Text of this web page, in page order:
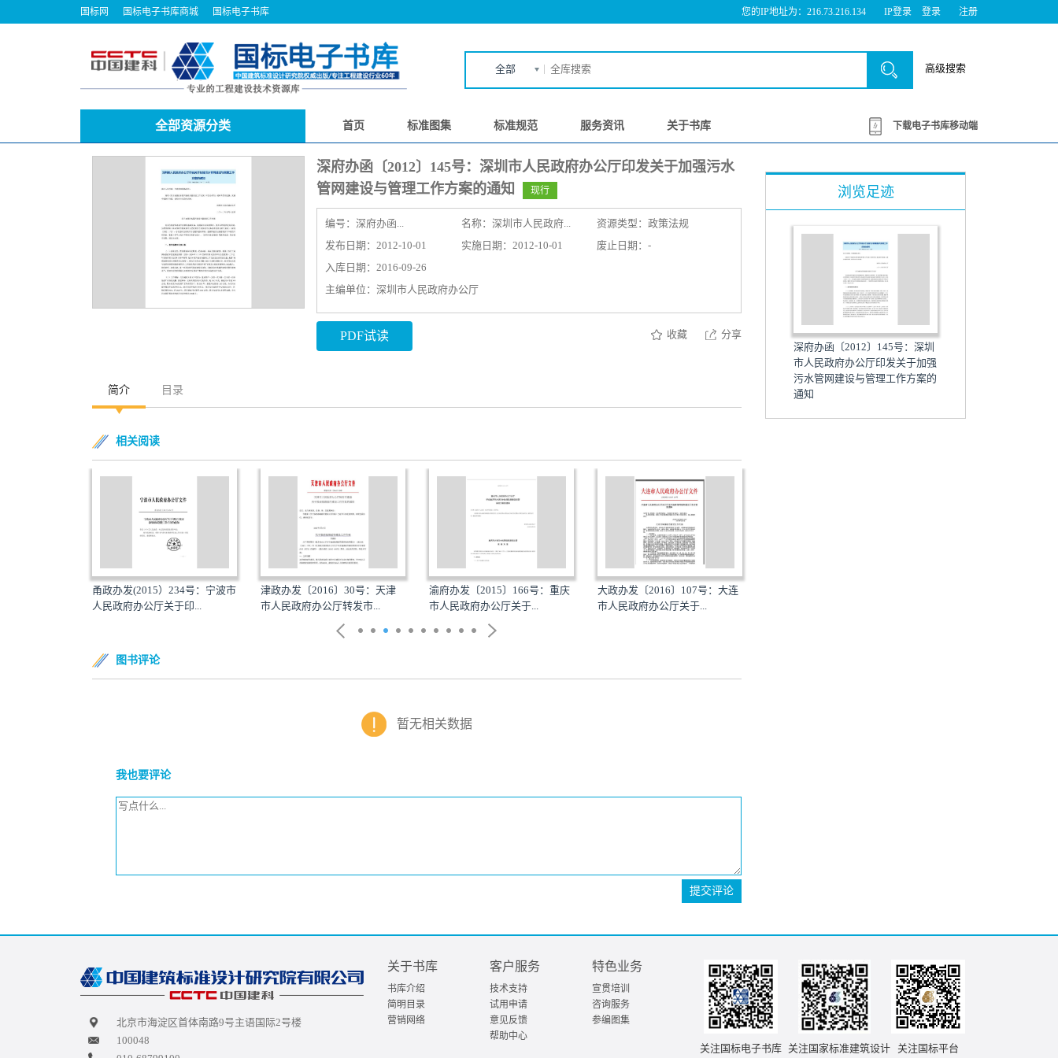
国标网 国标电子书库商城 国标电子书库 您的IP地址为：216.73.216.134 IP登录 登录 注册
全部 高级搜索
全部资源分类 首页 标准图集 标准规范 服务资讯 关于书库 下载电子书库移动端
深府办函〔2012〕145号：深圳市人民政府办公厅印发关于加强污水
管网建设与管理工作方案的通知
现行
编号： 深府办函... 名称： 深圳市人民政府...
资源类型：政策法规
发布日期：2012-10-01
实施日期：2012-10-01
废止日期：-
入库日期：2016-09-26
主编单位：深圳市人民政府办公厅
PDF试读 收藏 分享
简介 目录
相关阅读
甬政办发(2015）234号：宁波市
人民政府办公厅关于印...
津政办发〔2016〕30号：天津
市人民政府办公厅转发市...
渝府办发〔2015〕166号：重庆
市人民政府办公厅关于...
大政办发〔2016〕107号：大连
市人民政府办公厅关于...
图书评论
暂无相关数据
我也要评论
提交评论
浏览足迹
深府办函〔2012〕145号：深圳
市人民政府办公厅印发关于加强
污水管网建设与管理工作方案的
通知
北京市海淀区首体南路9号主语国际2号楼
100048
关于书库
书库介绍
简明目录
营销网络
客户服务
技术支持
试用申请
意见反馈
帮助中心
特色业务
宣贯培训
咨询服务
参编图集
关注国标电子书库 关注国家标准建筑设计 关注国标平台